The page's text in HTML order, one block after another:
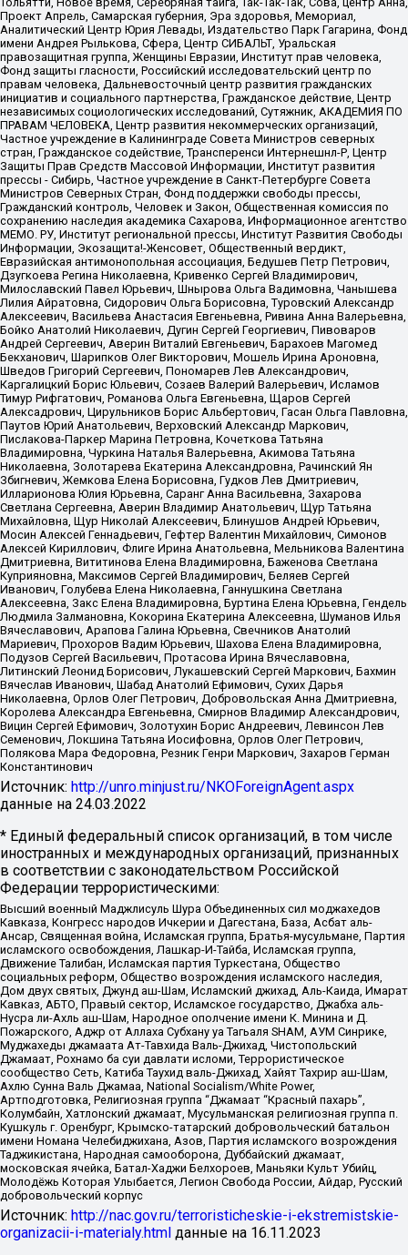
Проект Апрель, Самарская губерния, Эра здоровья, Мемориал,
Аналитический Центр Юрия Левады, Издательство Парк Гагарина, Фонд
имени Андрея Рылькова, Сфера, Центр СИБАЛЬТ, Уральская
правозащитная группа, Женщины Евразии, Институт прав человека,
Фонд защиты гласности, Российский исследовательский центр по
правам человека, Дальневосточный центр развития гражданских
инициатив и социального партнерства, Гражданское действие, Центр
независимых социологических исследований, Сутяжник, АКАДЕМИЯ ПО
ПРАВАМ ЧЕЛОВЕКА, Центр развития некоммерческих организаций,
Частное учреждение в Калининграде Совета Министров северных
стран, Гражданское содействие, Трансперенси Интернешнл-Р, Центр
Защиты Прав Средств Массовой Информации, Институт развития
прессы - Сибирь, Частное учреждение в Санкт-Петербурге Совета
Министров Северных Стран, Фонд поддержки свободы прессы,
Гражданский контроль, Человек и Закон, Общественная комиссия по
сохранению наследия академика Сахарова, Информационное агентство
МЕМО. РУ, Институт региональной прессы, Институт Развития Свободы
Информации, Экозащита!-Женсовет, Общественный вердикт,
Евразийская антимонопольная ассоциация, Бедушев Петр Петрович,
Дзугкоева Регина Николаевна, Кривенко Сергей Владимирович,
Милославский Павел Юрьевич, Шнырова Ольга Вадимовна, Чанышева
Лилия Айратовна, Сидорович Ольга Борисовна, Туровский Александр
Алексеевич, Васильева Анастасия Евгеньевна, Ривина Анна Валерьевна,
Бойко Анатолий Николаевич, Дугин Сергей Георгиевич, Пивоваров
Андрей Сергеевич, Аверин Виталий Евгеньевич, Барахоев Магомед
Бекханович, Шарипков Олег Викторович, Мошель Ирина Ароновна,
Шведов Григорий Сергеевич, Пономарев Лев Александрович,
Каргалицкий Борис Юльевич, Созаев Валерий Валерьевич, Исламов
Тимур Рифгатович, Романова Ольга Евгеньевна, Щаров Сергей
Алексадрович, Цирульников Борис Альбертович, Гасан Ольга Павловна,
Паутов Юрий Анатольевич, Верховский Александр Маркович,
Пислакова-Паркер Марина Петровна, Кочеткова Татьяна
Владимировна, Чуркина Наталья Валерьевна, Акимова Татьяна
Николаевна, Золотарева Екатерина Александровна, Рачинский Ян
Збигневич, Жемкова Елена Борисовна, Гудков Лев Дмитриевич,
Илларионова Юлия Юрьевна, Саранг Анна Васильевна, Захарова
Светлана Сергеевна, Аверин Владимир Анатольевич, Щур Татьяна
Михайловна, Щур Николай Алексеевич, Блинушов Андрей Юрьевич,
Мосин Алексей Геннадьевич, Гефтер Валентин Михайлович, Симонов
Алексей Кириллович, Флиге Ирина Анатольевна, Мельникова Валентина
Дмитриевна, Вититинова Елена Владимировна, Баженова Светлана
Куприяновна, Максимов Сергей Владимирович, Беляев Сергей
Иванович, Голубева Елена Николаевна, Ганнушкина Светлана
Алексеевна, Закс Елена Владимировна, Буртина Елена Юрьевна, Гендель
Людмила Залмановна, Кокорина Екатерина Алексеевна, Шуманов Илья
Вячеславович, Арапова Галина Юрьевна, Свечников Анатолий
Мариевич, Прохоров Вадим Юрьевич, Шахова Елена Владимировна,
Подузов Сергей Васильевич, Протасова Ирина Вячеславовна,
Литинский Леонид Борисович, Лукашевский Сергей Маркович, Бахмин
Вячеслав Иванович, Шабад Анатолий Ефимович, Сухих Дарья
Николаевна, Орлов Олег Петрович, Добровольская Анна Дмитриевна,
Королева Александра Евгеньевна, Смирнов Владимир Александрович,
Вицин Сергей Ефимович, Золотухин Борис Андреевич, Левинсон Лев
Семенович, Локшина Татьяна Иосифовна, Орлов Олег Петрович,
Полякова Мара Федоровна, Резник Генри Маркович, Захаров Герман
Константинович
Источник: http://unro.minjust.ru/NKOForeignAgent.aspx
данные на 24.03.2022
* Единый федеральный список организаций, в том числе
иностранных и международных организаций, признанных
в соответствии с законодательством Российской
Федерации террористическими:
Высший военный Маджлисуль Шура Объединенных сил моджахедов
Кавказа, Конгресс народов Ичкерии и Дагестана, База, Асбат аль-
Ансар, Священная война, Исламская группа, Братья-мусульмане, Партия
исламского освобождения, Лашкар-И-Тайба, Исламская группа,
Движение Талибан, Исламская партия Туркестана, Общество
социальных реформ, Общество возрождения исламского наследия,
Дом двух святых, Джунд аш-Шам, Исламский джихад, Аль-Каида, Имарат
Кавказ, АБТО, Правый сектор, Исламское государство, Джабха аль-
Нусра ли-Ахль аш-Шам, Народное ополчение имени К. Минина и Д.
Пожарского, Аджр от Аллаха Субхану уа Тагьаля SHAM, АУМ Синрике,
Муджахеды джамаата Ат-Тавхида Валь-Джихад, Чистопольский
Джамаат, Рохнамо ба суи давлати исломи, Террористическое
сообщество Сеть, Катиба Таухид валь-Джихад, Хайят Тахрир аш-Шам,
Ахлю Сунна Валь Джамаа, National Socialism/White Power,
Артподготовка, Религиозная группа “Джамаат “Красный пахарь”,
Колумбайн, Хатлонский джамаат, Мусульманская религиозная группа п.
Кушкуль г. Оренбург, Крымско-татарский добровольческий батальон
имени Номана Челебиджихана, Азов, Партия исламского возрождения
Таджикистана, Народная самооборона, Дуббайский джамаат,
московская ячейка, Батал-Хаджи Белхороев, Маньяки Культ Убийц,
Молодёжь Которая Улыбается, Легион Свобода России, Айдар, Русский
добровольческий корпус
Источник: http://nac.gov.ru/terroristicheskie-i-ekstremistskie-
organizacii-i-materialy.html данные на 16.11.2023